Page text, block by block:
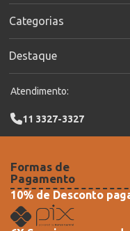
Categorias
Destaque
Atendimento:
11 3327-3327
Formas de
Pagamento
10% de Desconto